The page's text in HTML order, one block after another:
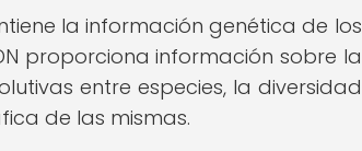
la información genética de los
proporciona información sobre la
entre especies, la diversidad
de las mismas.